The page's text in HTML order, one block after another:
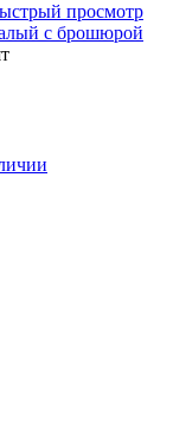
просмотр
с брошюрой